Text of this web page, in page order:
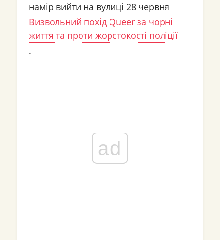
намір вийти на вулиці 28 червня
Визвольний похід Queer за чорні
життя та проти жорстокості поліції
.
ad